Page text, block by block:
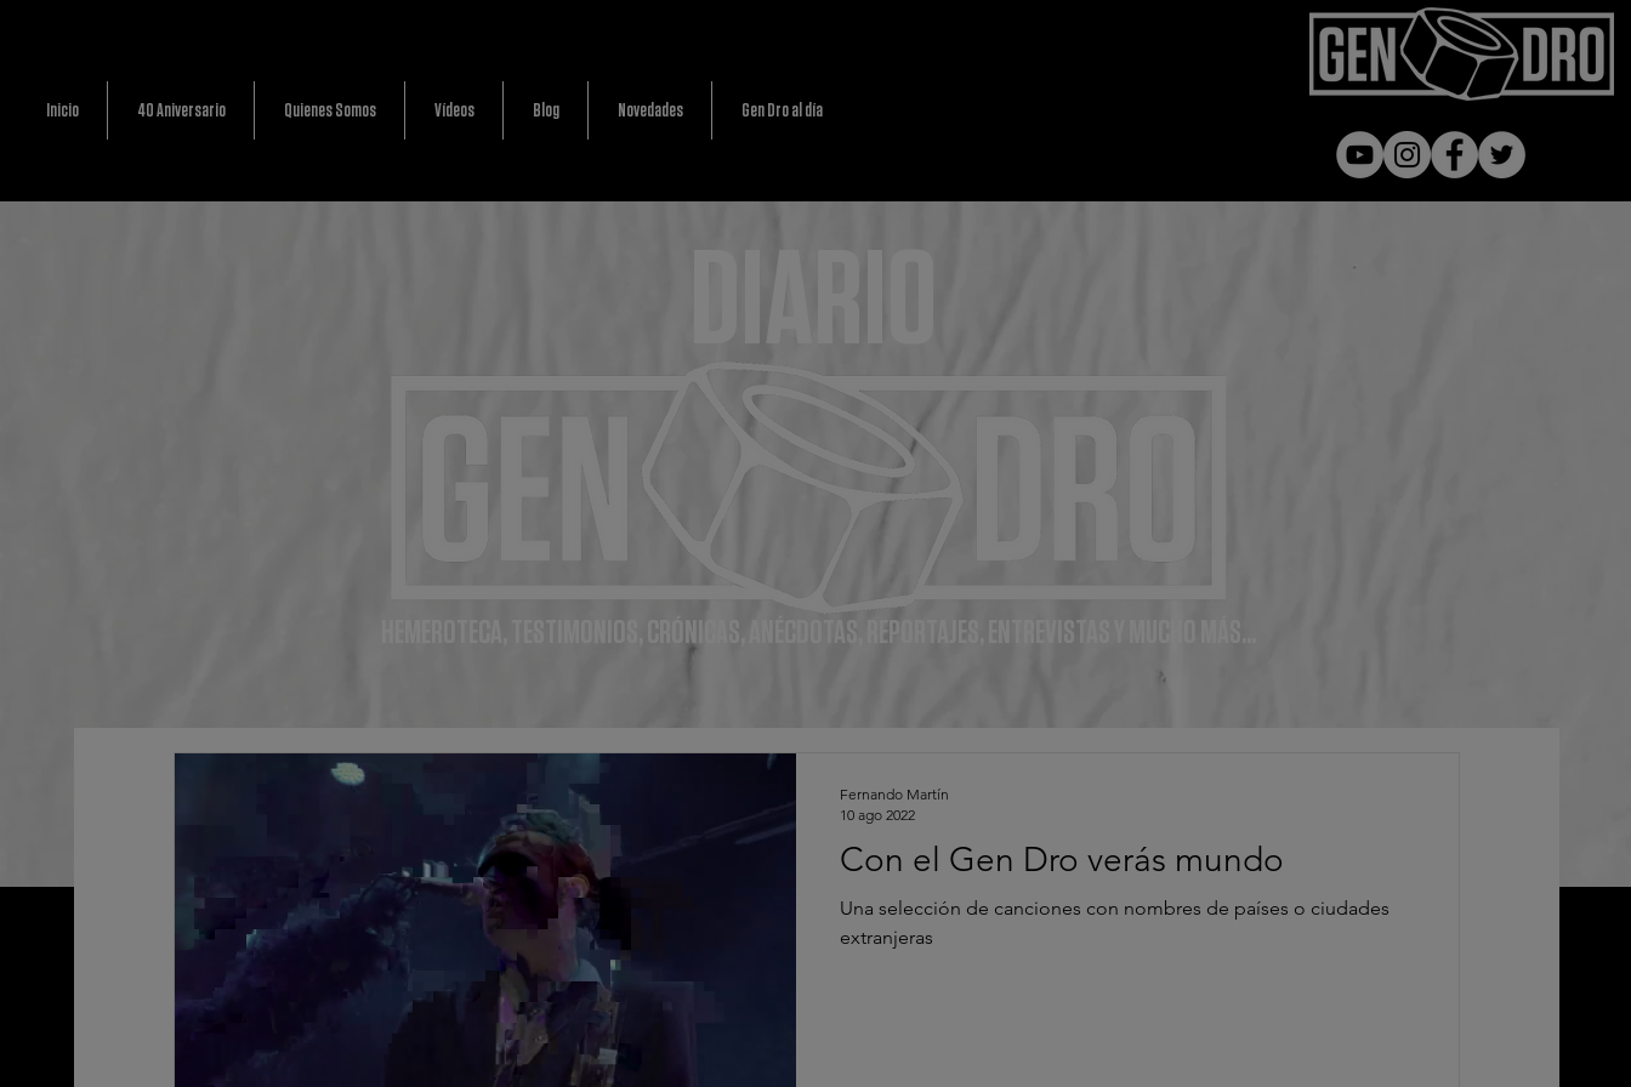
Inicio 40 Aniversario Quienes Somos Vídeos Blog Novedades Gen Dro al día
HEMEROTECA, TESTIMONIOS, CRÓNICAS, ANÉCDOTAS, REPORTAJES, ENTREVISTAS Y MUCHO MÁS...
DIARIO
Con el Gen Dro verás mundo
Una selección de canciones con nombres de países o ciudades
extranjeras
Fernando Martín
10 ago 2022